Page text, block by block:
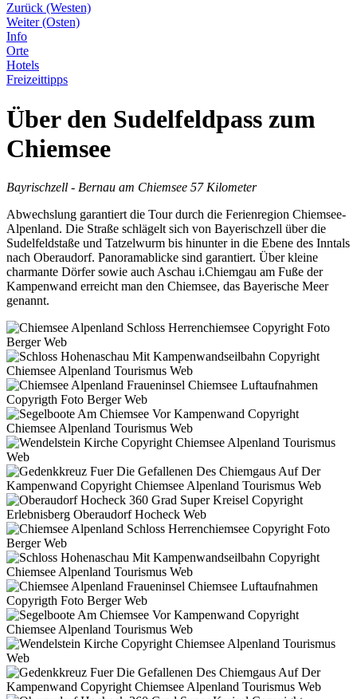
Zurück (Westen)
Weiter (Osten)
Info
Orte
Hotels
Freizeittipps
Über den Sudelfeldpass zum
Chiemsee
Bayrischzell - Bernau am Chiemsee 57 Kilometer
Abwechslung garantiert die Tour durch die Ferienregion Chiemsee-
Alpenland. Die Straße schlägelt sich von Bayerischzell über die
Sudelfeldstaße und Tatzelwurm bis hinunter in die Ebene des Inntals
nach Oberaudorf. Panoramablicke sind garantiert. Über kleine
charmante Dörfer sowie auch Aschau i.Chiemgau am Fuße der
Kampenwand erreicht man den Chiemsee, das Bayerische Meer
genannt.